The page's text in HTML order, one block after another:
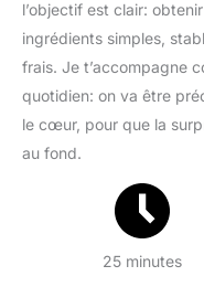
l’objectif est clair:
ingrédients simples,
frais. Je t’accompagne
quotidien: on va être
le cœur, pour que la
au fond.
25 minutes